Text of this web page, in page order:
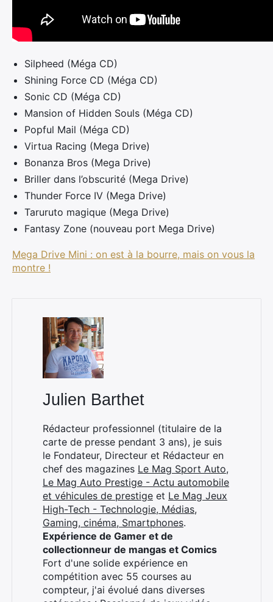
Silpheed (Méga CD)
Shining Force CD (Méga CD)
Sonic CD (Méga CD)
Mansion of Hidden Souls (Méga CD)
Popful Mail (Méga CD)
Virtua Racing (Mega Drive)
Bonanza Bros (Mega Drive)
Briller dans l’obscurité (Mega Drive)
Thunder Force IV (Mega Drive)
Taruruto magique (Mega Drive)
Fantasy Zone (nouveau port Mega Drive)
Mega Drive Mini : on est à la bourre, mais on vous la
montre !
Julien Barthet
Rédacteur professionnel (titulaire de la
carte de presse pendant 3 ans), je suis
le Fondateur, Directeur et Rédacteur en
chef des magazines Le Mag Sport Auto,
Le Mag Auto Prestige - Actu automobile
et véhicules de prestige et Le Mag Jeux
High-Tech - Technologie, Médias,
Gaming, cinéma, Smartphones.
Expérience de Gamer et de
collectionneur de mangas et Comics
Fort d'une solide expérience en
compétition avec 55 courses au
compteur, j'ai évolué dans diverses